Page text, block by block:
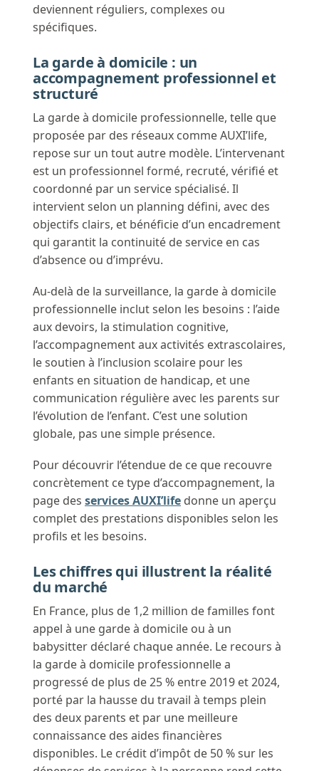
deviennent réguliers, complexes ou
spécifiques.
La garde à domicile : un
accompagnement professionnel et
structuré
La garde à domicile professionnelle, telle que
proposée par des réseaux comme AUXI’life,
repose sur un tout autre modèle. L’intervenant
est un professionnel formé, recruté, vérifié et
coordonné par un service spécialisé. Il
intervient selon un planning défini, avec des
objectifs clairs, et bénéficie d’un encadrement
qui garantit la continuité de service en cas
d’absence ou d’imprévu.
Au-delà de la surveillance, la garde à domicile
professionnelle inclut selon les besoins : l’aide
aux devoirs, la stimulation cognitive,
l’accompagnement aux activités extrascolaires,
le soutien à l’inclusion scolaire pour les
enfants en situation de handicap, et une
communication régulière avec les parents sur
l’évolution de l’enfant. C’est une solution
globale, pas une simple présence.
Pour découvrir l’étendue de ce que recouvre
concrètement ce type d’accompagnement, la
page des services AUXI’life donne un aperçu
complet des prestations disponibles selon les
profils et les besoins.
Les chiffres qui illustrent la réalité
du marché
En France, plus de 1,2 million de familles font
appel à une garde à domicile ou à un
babysitter déclaré chaque année. Le recours à
la garde à domicile professionnelle a
progressé de plus de 25 % entre 2019 et 2024,
porté par la hausse du travail à temps plein
des deux parents et par une meilleure
connaissance des aides financières
disponibles. Le crédit d’impôt de 50 % sur les